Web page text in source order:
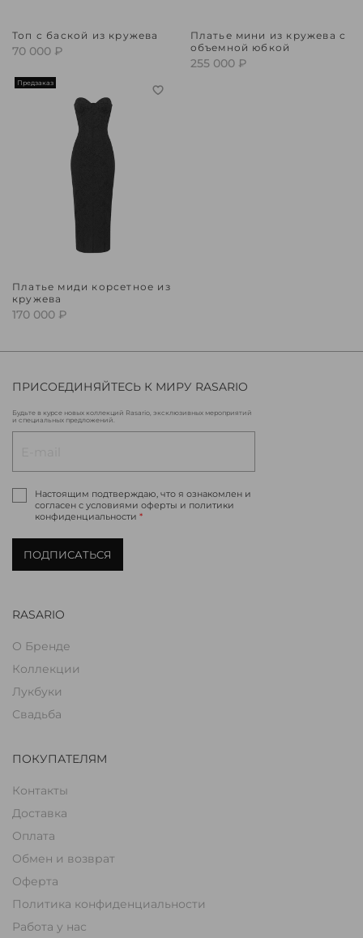
Топ с баской из кружева
70 000 ₽
Платье мини из кружева с
объемной юбкой
255 000 ₽
Предзаказ
Платье миди корсетное из
кружева
170 000 ₽
RASARIO
О Бренде
Коллекции
Лукбуки
Свадьба
ПОКУПАТЕЛЯМ
Контакты
Доставка
Оплата
Обмен и возврат
Оферта
Политика конфиденциальности
Работа у нас
ПРИСОЕДИНЯЙТЕСЬ К МИРУ RASARIO
Будьте в курсе новых коллекций Rasario, эксклюзивных мероприятий
и специальных предложений.
Настоящим подтверждаю, что я ознакомлен и
согласен с условиями оферты и политики
конфиденциальности *
ПОДПИСАТЬСЯ